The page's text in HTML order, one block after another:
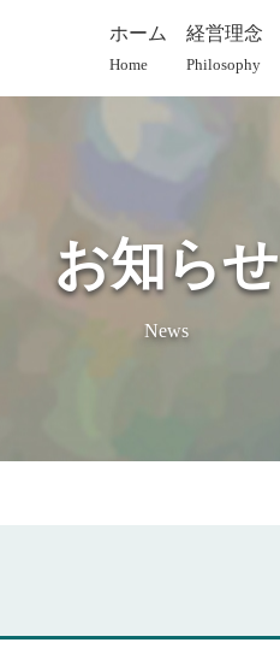
ホーム
Home
経営理念
Philosophy
お知らせ
News